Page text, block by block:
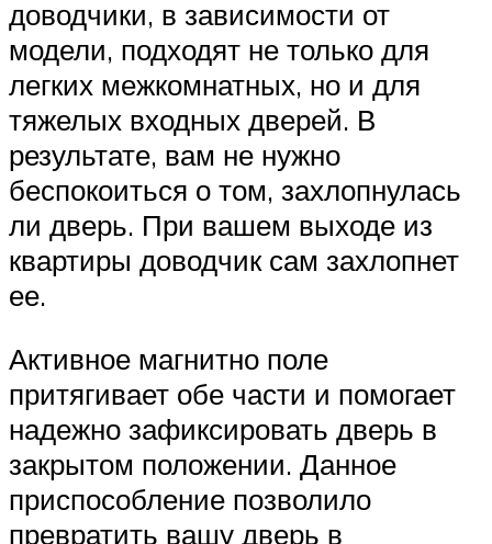
доводчики, в зависимости от
модели, подходят не только для
легких межкомнатных, но и для
тяжелых входных дверей. В
результате, вам не нужно
беспокоиться о том, захлопнулась
ли дверь. При вашем выходе из
квартиры доводчик сам захлопнет
ее.
Активное магнитно поле
притягивает обе части и помогает
надежно зафиксировать дверь в
закрытом положении. Данное
приспособление позволило
превратить вашу дверь в